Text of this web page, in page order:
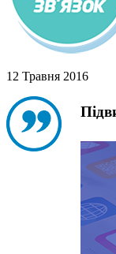
12 Травня 2016